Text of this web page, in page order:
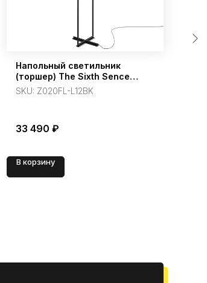
Напольный светильник
(торшер) The Sixth Sence
черный
SKU: Z020FL-L12BK
33 490 ₽
В корзину